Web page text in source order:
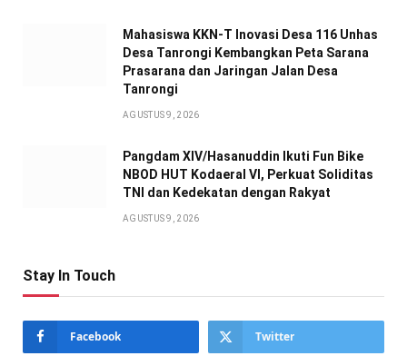
Mahasiswa KKN-T Inovasi Desa 116 Unhas
Desa Tanrongi Kembangkan Peta Sarana
Prasarana dan Jaringan Jalan Desa
Tanrongi
AGUSTUS 9, 2026
Pangdam XIV/Hasanuddin Ikuti Fun Bike
NBOD HUT Kodaeral VI, Perkuat Soliditas
TNI dan Kedekatan dengan Rakyat
AGUSTUS 9, 2026
Stay In Touch
Facebook Twitter